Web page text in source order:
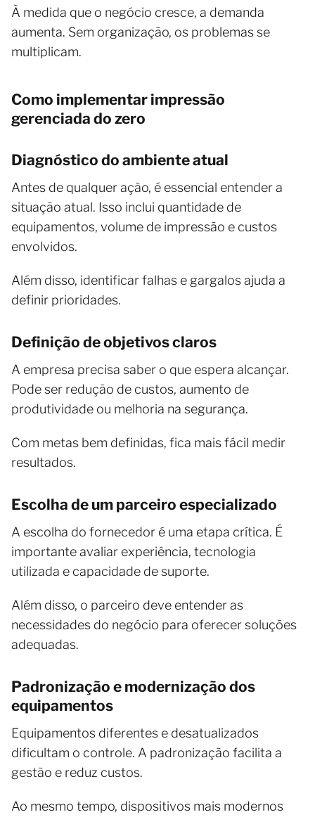
À medida que o negócio cresce, a demanda
aumenta. Sem organização, os problemas se
multiplicam.
Como implementar impressão
gerenciada do zero
Diagnóstico do ambiente atual
Antes de qualquer ação, é essencial entender a
situação atual. Isso inclui quantidade de
equipamentos, volume de impressão e custos
envolvidos.
Além disso, identificar falhas e gargalos ajuda a
definir prioridades.
Definição de objetivos claros
A empresa precisa saber o que espera alcançar.
Pode ser redução de custos, aumento de
produtividade ou melhoria na segurança.
Com metas bem definidas, fica mais fácil medir
resultados.
Escolha de um parceiro especializado
A escolha do fornecedor é uma etapa crítica. É
importante avaliar experiência, tecnologia
utilizada e capacidade de suporte.
Além disso, o parceiro deve entender as
necessidades do negócio para oferecer soluções
adequadas.
Padronização e modernização dos
equipamentos
Equipamentos diferentes e desatualizados
dificultam o controle. A padronização facilita a
gestão e reduz custos.
Ao mesmo tempo, dispositivos mais modernos